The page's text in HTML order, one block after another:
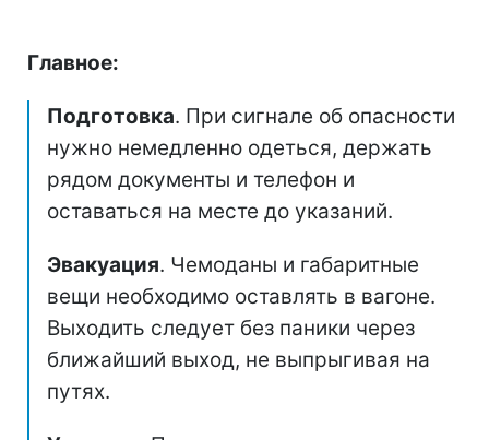
Главное:
Подготовка. При сигнале об опасности
нужно немедленно одеться, держать
рядом документы и телефон и
оставаться на месте до указаний.
Эвакуация. Чемоданы и габаритные
вещи необходимо оставлять в вагоне.
Выходить следует без паники через
ближайший выход, не выпрыгивая на
путях.